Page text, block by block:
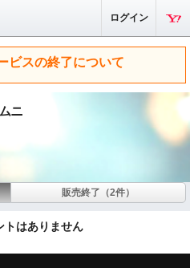
ログイン
ビスの終了について
ムニ
販売終了（2件）
トはありません